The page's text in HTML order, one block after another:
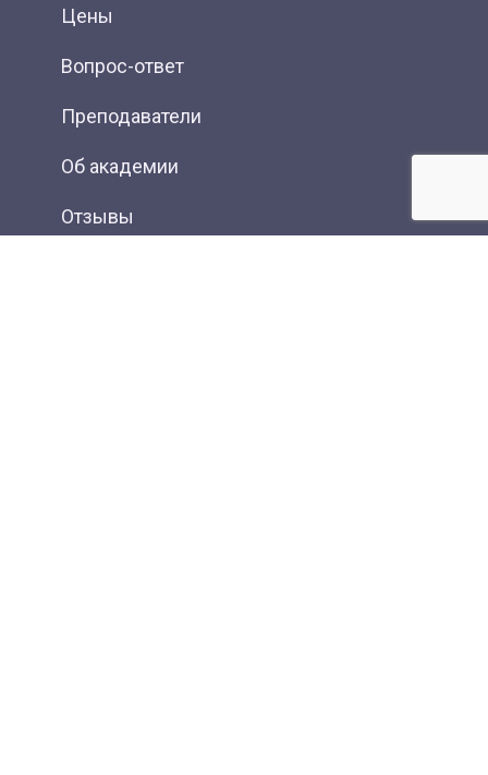
Цены
Вопрос-ответ
Преподаватели
Об академии
Отзывы